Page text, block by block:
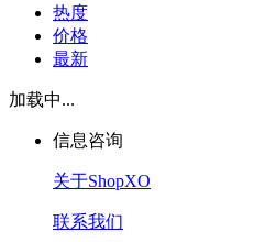
热度
价格
最新
加载中...
信息咨询
关于ShopXO
联系我们